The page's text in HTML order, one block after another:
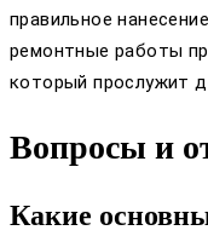
правильное
ремонтные работы
который прослужит
Вопросы и
Какие